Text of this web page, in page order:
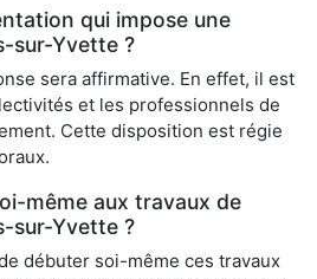
qui impose une
sur-Yvette ?
sera affirmative. En effet, il est
et les professionnels de
Cette disposition est régie
même aux travaux de
sur-Yvette ?
débuter soi-même ces travaux